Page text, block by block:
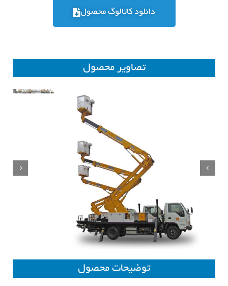
دانلود کاتالوگ محصول
تصاویر محصول
توضیحات محصول